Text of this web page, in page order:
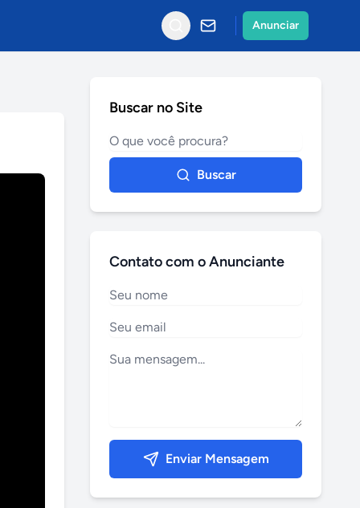
Anunciar
Buscar no Site
Buscar
Contato com o Anunciante
Enviar Mensagem